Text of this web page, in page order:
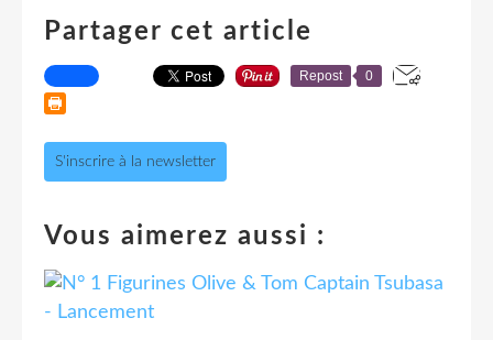
Partager cet article
Repost 0
S'inscrire à la newsletter
Vous aimerez aussi :